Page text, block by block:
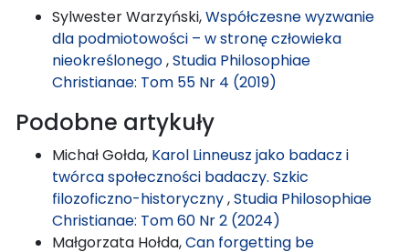
Sylwester Warzyński,Współczesne wyzwanie
dla podmiotowości – w stronę człowieka
nieokreślonego,Studia Philosophiae
Christianae: Tom 55 Nr 4 (2019)
Podobne artykuły
Michał Gołda, Karol Linneusz jako badacz i
twórca społeczności badaczy. Szkic
filozoficzno-historyczny,Studia Philosophiae
Christianae: Tom 60 Nr 2 (2024)
Małgorzata Hołda,Can forgetting be